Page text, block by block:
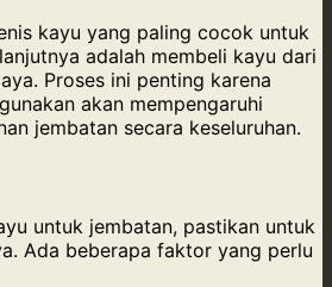
kayu yang paling cocok untuk
adalah membeli kayu dari
Proses ini penting karena
akan mempengaruhi
jembatan secara keseluruhan.
untuk jembatan, pastikan untuk
Ada beberapa faktor yang perlu